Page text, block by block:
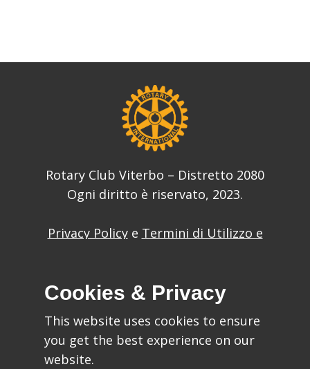
Rotary Club Viterbo – Distretto 2080
Ogni diritto è riservato, 2023.
Privacy Policye Termini di Utilizzo e
Cookies & Privacy
This website uses cookies to ensure
you get the best experience on our
website.